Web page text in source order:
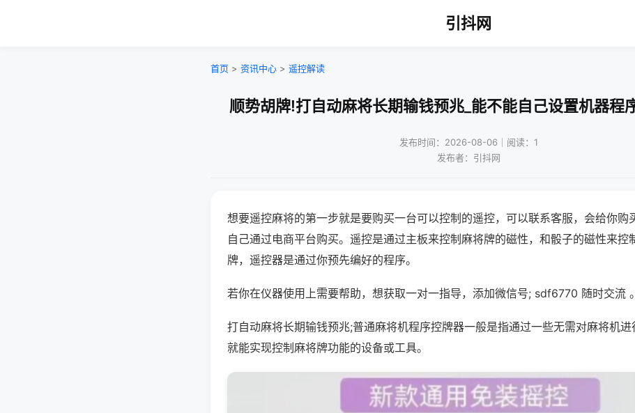
引抖网
首页 > 资讯中心 > 遥控解读
顺势胡牌!打自动麻将长期输钱预兆_能不能自己设置机器程
发布时间：2026-08-06｜阅读：1
发布者：引抖网
想要遥控麻将的第一步就是要购买一台可以控制的遥控，可以联系客服，会给你购
自己通过电商平台购买。遥控是通过主板来控制麻将牌的磁性，和骰子的磁性来控
牌，遥控器是通过你预先编好的程序。
若你在仪器使用上需要帮助，想获取一对一指导，添加微信号; sdf6770 随时交流 。
打自动麻将长期输钱预兆;普通麻将机程序控牌器一般是指通过一些无需对麻将机
就能实现控制麻将牌功能的设备或工具。